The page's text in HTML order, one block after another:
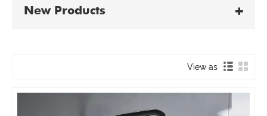
New Products
View as